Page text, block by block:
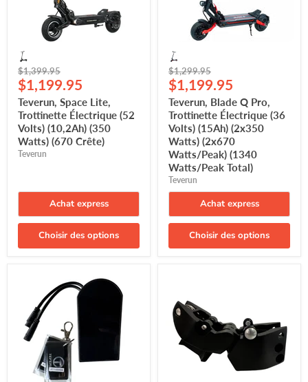
Prix
d'origine
$1,399.95
Prix
actuel
$1,199.95
Teverun, Space Lite,
Trottinette Électrique (52
Volts) (10,2Ah) (350
Watts) (670 Crête)
Teverun
Achat express
Choisir des options
Watts)
(2x670
Watts/Peak)
(1340
Watts/Peak
Total)
Prix
d'origine
$1,299.95
Prix
actuel
$1,199.95
Teverun, Blade Q Pro,
Trottinette Électrique (36
Volts) (15Ah) (2x350
Watts) (2x670
Watts/Peak) (1340
Watts/Peak Total)
Teverun
Achat express
Choisir des options
Mini
Folding
Latch
pour
Teverun
Fighter